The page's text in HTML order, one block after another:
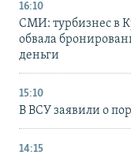
16:10
СМИ: турбизнес в
обвала
деньги
15:10
В ВСУ заявили о
14:15